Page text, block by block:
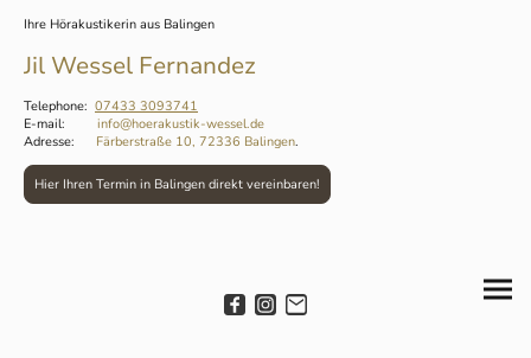
Ihre Hörakustikerin aus Balingen
Jil Wessel Fernandez
Telephone: 07433 3093741
E-mail: info@hoerakustik-wessel.de
Adresse: Färberstraße 10, 72336 Balingen.
Hier Ihren Termin in Balingen direkt vereinbaren!